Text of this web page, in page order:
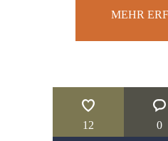
MEHR
12 0